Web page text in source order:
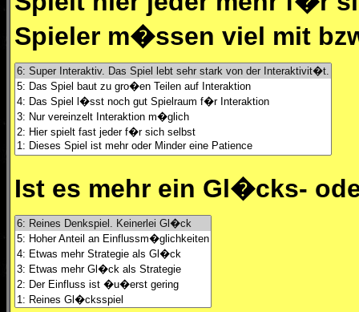
Spieler m�ssen viel mit
Ist es mehr ein Gl�cks-